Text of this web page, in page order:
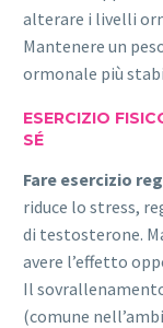
alterare i livelli
Mantenere un
ormonale più
ESERCIZIO
SÉ
Fare esercizio
riduce lo stress,
di testosterone.
avere l’effetto
Il
(comune